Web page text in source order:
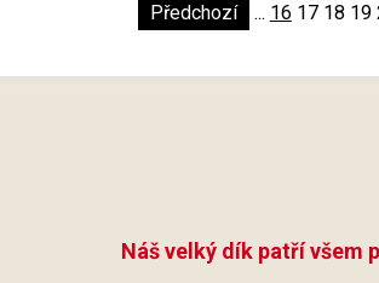
Předchozí ... 16 17 18 19
Náš velký dík patří všem